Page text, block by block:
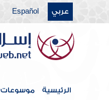
عربي Español
الرئيسية موسوعات
فهرس الكتاب